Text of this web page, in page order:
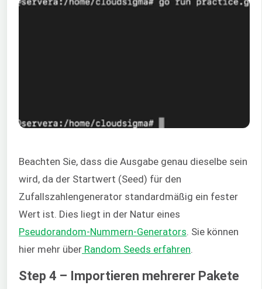
Beachten Sie, dass die Ausgabe genau dieselbe sein
wird, da der Startwert (Seed) für den
Zufallszahlengenerator standardmäßig ein fester
Wert ist. Dies liegt in der Natur eines
Pseudorandom-Nummern-Generators. Sie können
hier mehr über Random Seeds erfahren.
Step 4 – Importieren mehrerer Pakete